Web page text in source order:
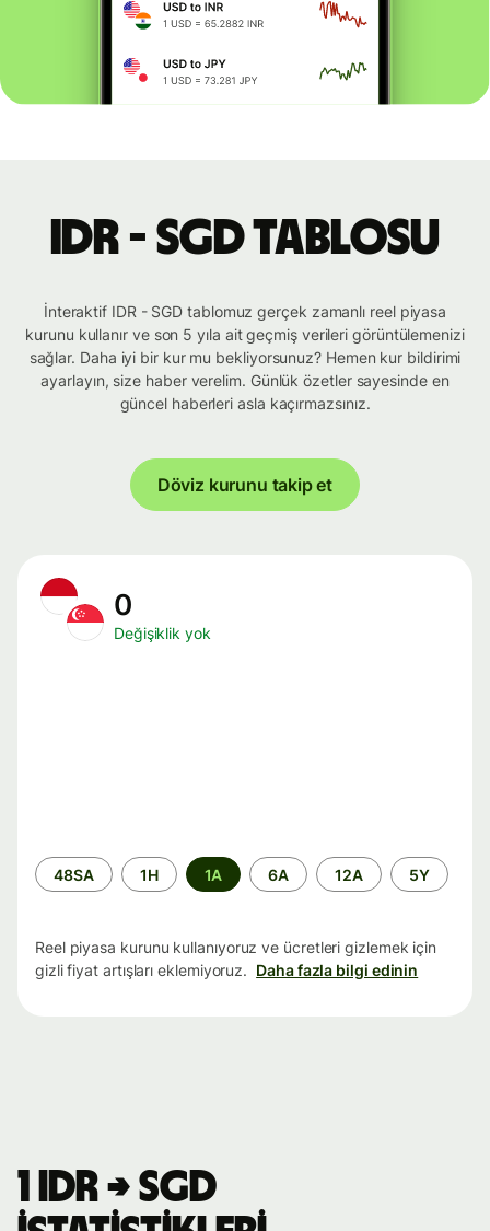
IDR - SGD tablosu
İnteraktif IDR - SGD tablomuz gerçek zamanlı reel piyasa
kurunu kullanır ve son 5 yıla ait geçmiş verileri görüntülemenizi
sağlar. Daha iyi bir kur mu bekliyorsunuz? Hemen kur bildirimi
ayarlayın, size haber verelim. Günlük özetler sayesinde en
güncel haberleri asla kaçırmazsınız.
Döviz kurunu takip et
0
Değişiklik yok
Zaman
aralığı
48SA 1H 1A 6A 12A 5Y
Reel piyasa kurunu kullanıyoruz ve ücretleri gizlemek için
gizli fiyat artışları eklemiyoruz. Daha fazla bilgi edinin
1 IDR → SGD